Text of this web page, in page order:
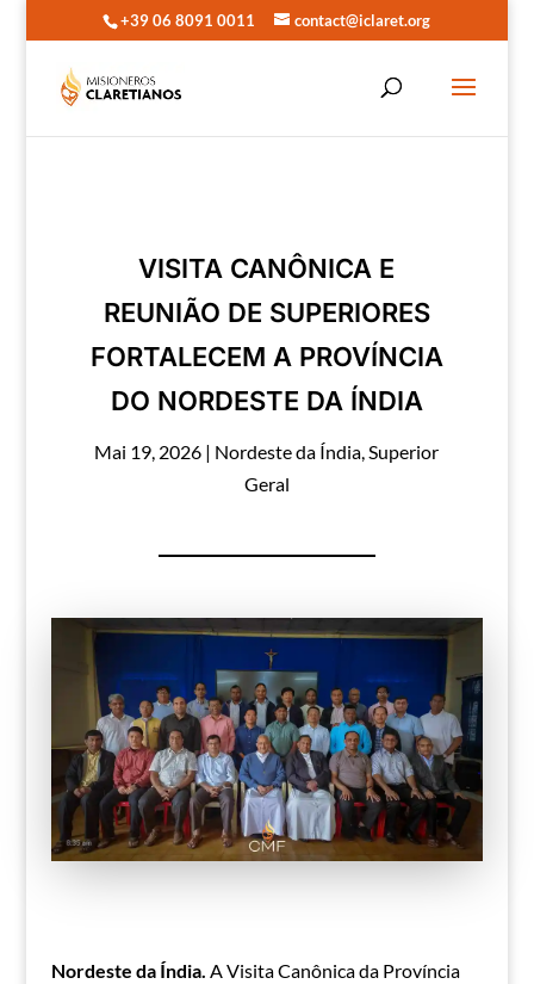
+39 06 8091 0011 contact@iclaret.org
VISITA CANÔNICA E
REUNIÃO DE SUPERIORES
FORTALECEM A PROVÍNCIA
DO NORDESTE DA ÍNDIA
Mai 19, 2026 | Nordeste da Índia,Superior
Geral
Nordeste da Índia. A Visita Canônica da Província